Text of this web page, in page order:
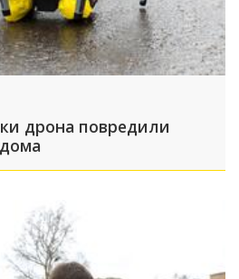
дрона повредили